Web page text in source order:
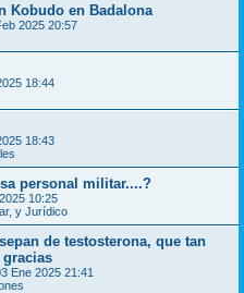
Kobudo en Badalona
2025 20:57
18:44
18:43
personal militar....?
10:25
y Jurídico
de testosterona, que tan
gracias
Ene 2025 21:41